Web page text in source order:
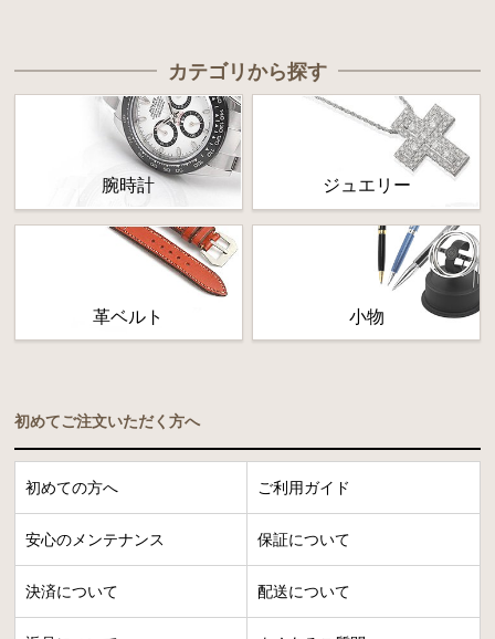
カテゴリから探す
腕時計 ジュエリー
革ベルト 小物
初めてご注文いただく方へ
初めての方へ ご利用ガイド
安心のメンテナンス 保証について
決済について 配送について